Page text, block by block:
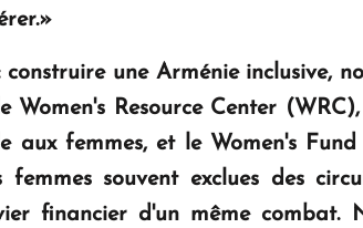
une Arménie inclusive,
Women's Resource Center
aux femmes, et le Women's
souvent exclues des
financier d'un même combat.